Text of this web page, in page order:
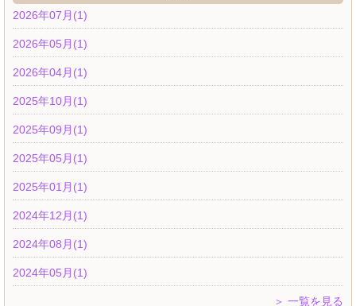
2026年07月(1)
2026年05月(1)
2026年04月(1)
2025年10月(1)
2025年09月(1)
2025年05月(1)
2025年01月(1)
2024年12月(1)
2024年08月(1)
2024年05月(1)
＞ 一覧を見る